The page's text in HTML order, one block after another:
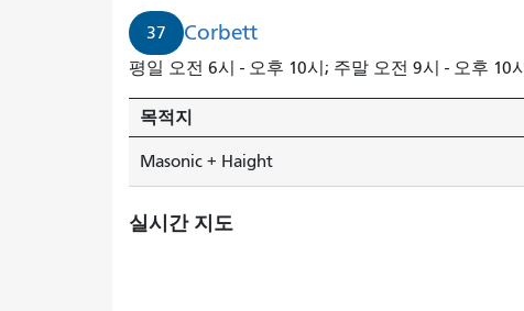
37 Corbett
평일 오전 6시 - 오후 10시; 주말 오전 9시 - 오후 10시
목적지
Masonic + Haight
실시간 지도